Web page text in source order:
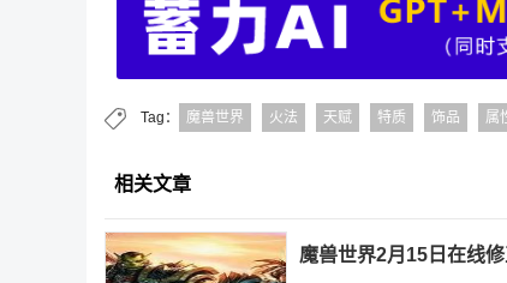
Tag： 魔兽世界 火法 天赋 特质 饰品 属
相关文章
魔兽世界2月15日在线